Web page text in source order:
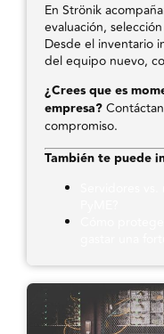
En Strönik
evaluación,
Desde el inventario
del equipo nuevo,
¿Crees que es
empresa?
compromiso.
También te puede